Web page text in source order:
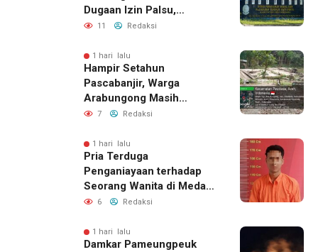
Dugaan Izin Palsu,
Tegaskan Proses
Jalur Resmi
11 Redaksi
1 hari lalu
Hampir Setahun
Pascabanjir, Warga
Arabungong Masih
Menunggu Bantuan
7 Redaksi
1 hari lalu
Pria Terduga
Penganiayaan terhadap
Seorang Wanita di Medan
Ditangkap Polisi
6 Redaksi
1 hari lalu
Damkar Pameungpeuk